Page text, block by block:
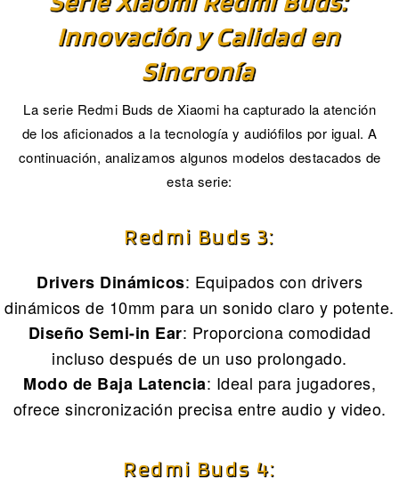
Innovación y Calidad en
Sincronía
La serie Redmi Buds de Xiaomi ha capturado la atención
de los aficionados a la tecnología y audiófilos por igual. A
continuación, analizamos algunos modelos destacados de
esta serie:
Redmi Buds 3:
Drivers Dinámicos: Equipados con drivers
dinámicos de 10mm para un sonido claro y potente.
Diseño Semi-in Ear: Proporciona comodidad
incluso después de un uso prolongado.
Modo de Baja Latencia: Ideal para jugadores,
ofrece sincronización precisa entre audio y video.
Redmi Buds 4: